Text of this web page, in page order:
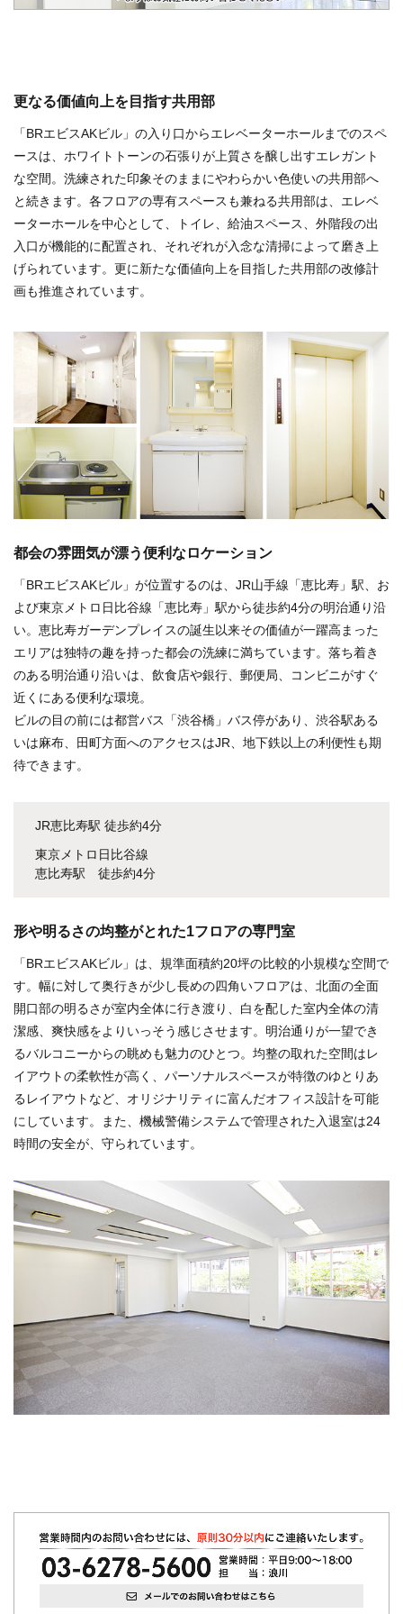
更なる価値向上を目指す共用部
「BRエビスAKビル」の入り口からエレベーターホールまでのスペ
ースは、ホワイトトーンの石張りが上質さを醸し出すエレガント
な空間。洗練された印象そのままにやわらかい色使いの共用部へ
と続きます。各フロアの専有スペースも兼ねる共用部は、エレベ
ーターホールを中心として、トイレ、給油スペース、外階段の出
入口が機能的に配置され、それぞれが入念な清掃によって磨き上
げられています。更に新たな価値向上を目指した共用部の改修計
画も推進されています。
都会の雰囲気が漂う便利なロケーション
「BRエビスAKビル」が位置するのは、JR山手線「恵比寿」駅、お
よび東京メトロ日比谷線「恵比寿」駅から徒歩約4分の明治通り沿
い。恵比寿ガーデンプレイスの誕生以来その価値が一躍高まった
エリアは独特の趣を持った都会の洗練に満ちています。落ち着き
のある明治通り沿いは、飲食店や銀行、郵便局、コンビニがすぐ
近くにある便利な環境。
ビルの目の前には都営バス「渋谷橋」バス停があり、渋谷駅ある
いは麻布、田町方面へのアクセスはJR、地下鉄以上の利便性も期
待できます。
JR恵比寿駅 徒歩約4分
東京メトロ日比谷線
恵比寿駅 徒歩約4分
形や明るさの均整がとれた1フロアの専門室
「BRエビスAKビル」は、規準面積約20坪の比較的小規模な空間で
す。幅に対して奥行きが少し長めの四角いフロアは、北面の全面
開口部の明るさが室内全体に行き渡り、白を配した室内全体の清
潔感、爽快感をよりいっそう感じさせます。明治通りが一望でき
るバルコニーからの眺めも魅力のひとつ。均整の取れた空間はレ
イアウトの柔軟性が高く、パーソナルスペースが特徴のゆとりあ
るレイアウトなど、オリジナリティに富んだオフィス設計を可能
にしています。また、機械警備システムで管理された入退室は24
時間の安全が、守られています。